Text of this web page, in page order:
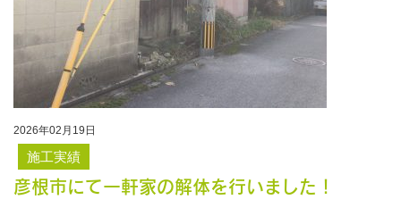
2026年02月19日
施工実績
彦根市にて一軒家の解体を行いました！